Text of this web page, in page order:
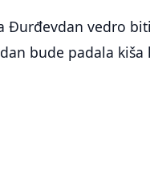
Đurđevdan vedro biti
bude padala kiša